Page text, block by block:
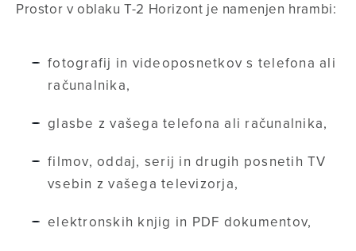
Prostor v oblaku T-2 Horizont je namenjen hrambi:
fotografij in videoposnetkov s telefona ali
računalnika,
glasbe z vašega telefona ali računalnika,
filmov, oddaj, serij in drugih posnetih TV
vsebin z vašega televizorja,
elektronskih knjig in PDF dokumentov,